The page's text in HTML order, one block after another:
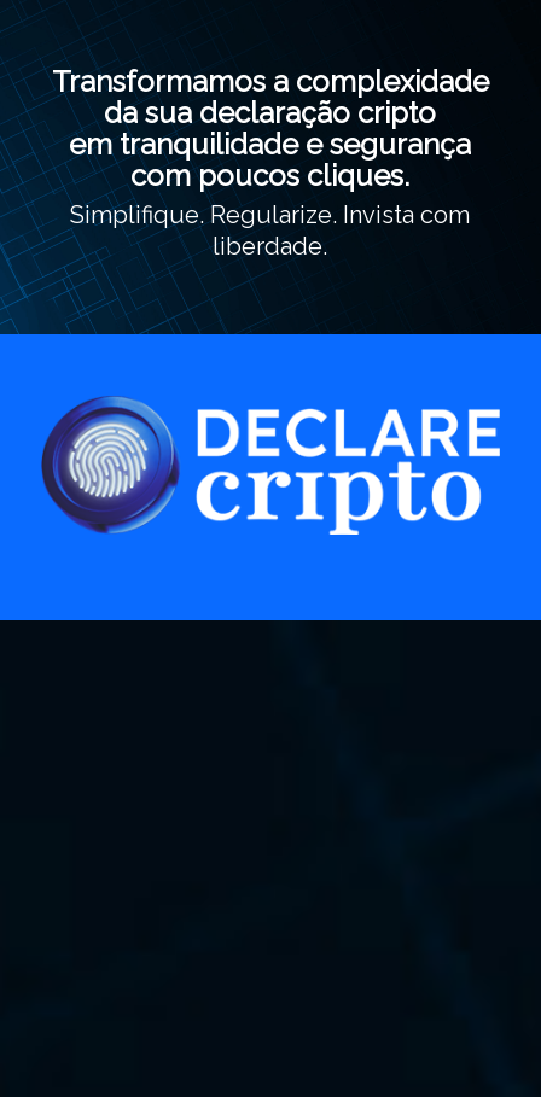
Transformamos a complexidade
da sua declaração cripto
em tranquilidade e segurança
com poucos cliques.
Simplifique. Regularize. Invista com
liberdade.